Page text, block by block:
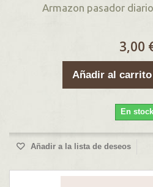
Armazon pasador
3,00
Añadir al carrito
En stock
Añadir a la lista de deseos